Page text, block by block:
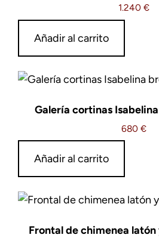
1.240 €
Añadir al carrito
Galería cortinas
680 €
Añadir al carrito
Frontal de chimenea